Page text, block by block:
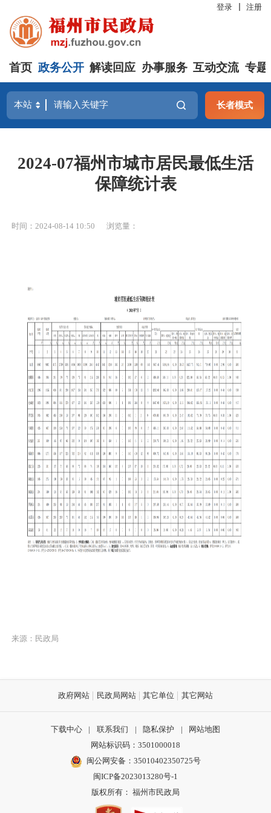
登录 注册
首页 政务公开 解读回应 办事服务 互动交流 专题
长者模式
2024-07福州市城市居民最低生活
保障统计表
时间：2024-08-14 10:50 浏览量：
来源：民政局
政府网站 民政局网站 其它单位 其它网站
下载中心 | 联系我们 | 隐私保护 |
网站地图
网站标识码：3501000018
闽公网安备：35010402350725号
闽ICP备2023013280号-1
版权所有： 福州市民政局